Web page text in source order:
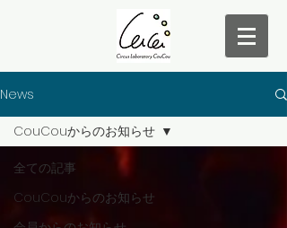
News
全ての記事
CouCouからのお知らせ
CouCouからのお知らせ